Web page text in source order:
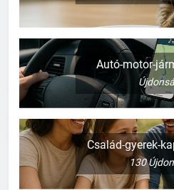
Autó-motor-
Család-gyerek-
130